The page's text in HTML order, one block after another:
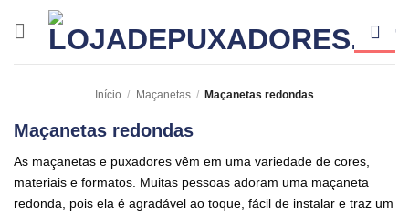
Início / Maçanetas / Maçanetas redondas
Maçanetas redondas
As maçanetas e puxadores vêm em uma variedade de cores,
materiais e formatos. Muitas pessoas adoram uma maçaneta
redonda, pois ela é agradável ao toque, fácil de instalar e traz um